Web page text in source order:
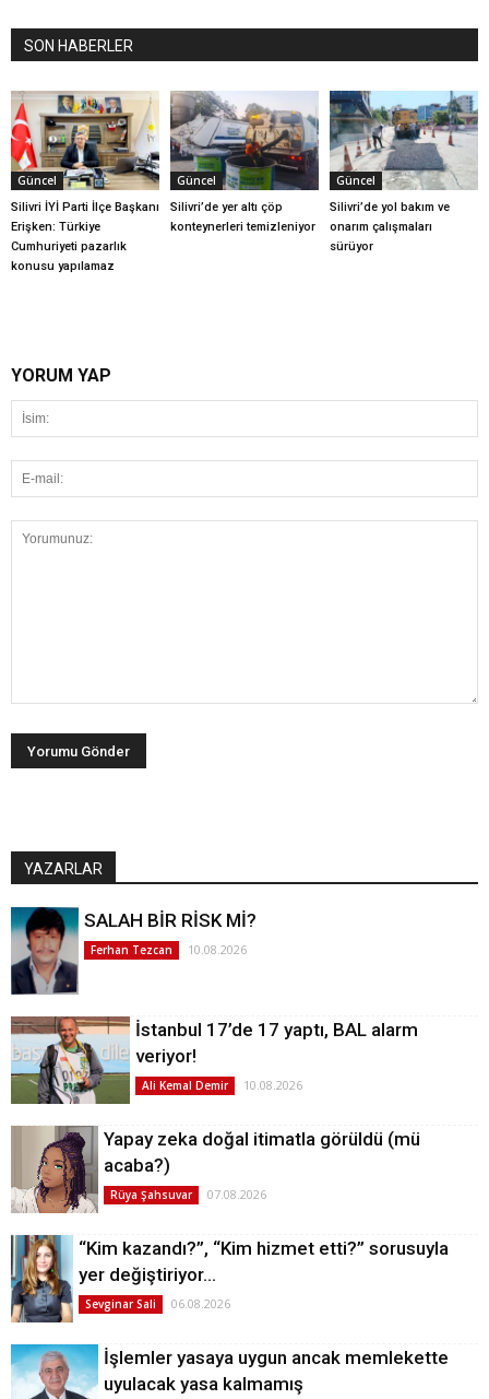
SON HABERLER
Güncel
Silivri İYİ Parti İlçe Başkanı
Erişken: Türkiye
Cumhuriyeti pazarlık
konusu yapılamaz
Güncel
Silivri’de yer altı çöp
konteynerleri temizleniyor
Güncel
Silivri’de yol bakım ve
onarım çalışmaları
sürüyor
YORUM YAP
YAZARLAR
SALAH BİR RİSK Mİ?
Ferhan Tezcan 10.08.2026
İstanbul 17’de 17 yaptı, BAL alarm
veriyor!
Ali Kemal Demir 10.08.2026
Yapay zeka doğal itimatla görüldü (mü
acaba?)
Rüya Şahsuvar 07.08.2026
“Kim kazandı?”, “Kim hizmet etti?” sorusuyla
yer değiştiriyor…
Sevginar Sali 06.08.2026
İşlemler yasaya uygun ancak memlekette
uyulacak yasa kalmamış